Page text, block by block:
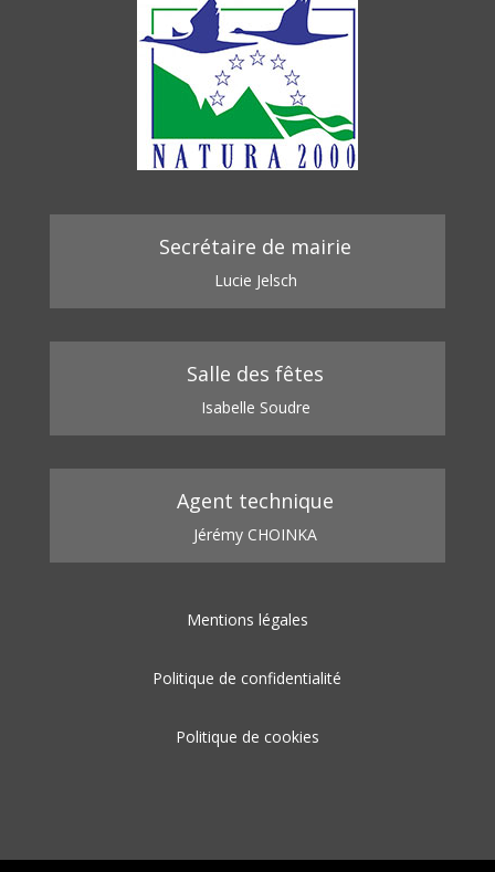
Secrétaire de mairie
Lucie Jelsch
Salle des fêtes
Isabelle Soudre
Agent technique
Jérémy CHOINKA
Mentions légales
Politique de confidentialité
Politique de cookies